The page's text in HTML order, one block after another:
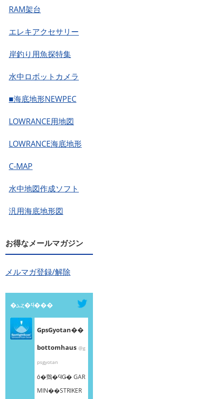
RAM架台
エレキアクセサリー
岸釣り用魚探特集
水中ロボットカメラ
■海底地形NEWPEC
LOWRANCE用地図
LOWRANCE海底地形
C-MAP
水中地図作成ソフト
汎用海底地形図
お得なメールマガジン
メルマガ登録/解除
�ܥȥ�ϥ���
GpsGyotan��
bottomhaus @g
psgyotan
ȯ�䳫�ϤǤ� GAR
MIN��STRIKER